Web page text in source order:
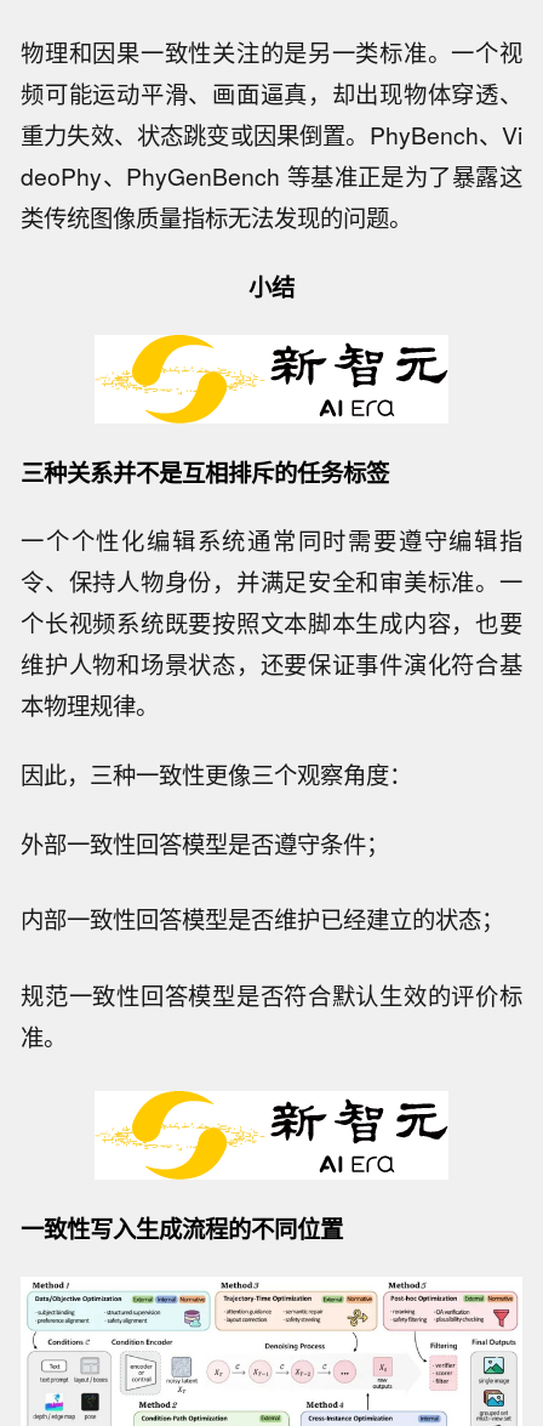
物理和因果一致性关注的是另一类标准。一个视
频可能运动平滑、画面逼真，却出现物体穿透、
重力失效、状态跳变或因果倒置。PhyBench、Vi
deoPhy、PhyGenBench 等基准正是为了暴露这
类传统图像质量指标无法发现的问题。
小结
三种关系并不是互相排斥的任务标签
一个个性化编辑系统通常同时需要遵守编辑指
令、保持人物身份，并满足安全和审美标准。一
个长视频系统既要按照文本脚本生成内容，也要
维护人物和场景状态，还要保证事件演化符合基
本物理规律。
因此，三种一致性更像三个观察角度：
外部一致性回答模型是否遵守条件；
内部一致性回答模型是否维护已经建立的状态；
规范一致性回答模型是否符合默认生效的评价标
准。
一致性写入生成流程的不同位置